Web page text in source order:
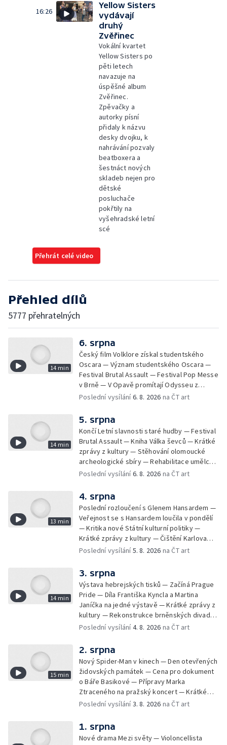
16:26
Yellow Sisters
vydávají
druhý
Zvěřinec
Vokální kvartet
Yellow Sisters po
pěti letech
navazuje na
úspěšné album
Zvěřinec.
Zpěvačky a
autorky písní
přidaly k názvu
desky dvojku, k
nahrávání pozvaly
beatboxera a
šestnáct nových
skladeb nejen pro
dětské
posluchače
pokřtily na
vyšehradské letní
scé
Přehrát celé video
Přehled dílů
5777 přehratelných
14 min
6. srpna
Český film Volklore získal studentského
Oscara — Význam studentského Oscara —
Festival Brutal Assault — Festival Pop Messe
v Brně — V Opavě promítají Odysseu z
filmového pásu
Poslední vysílání6. 8. 2026 na ČT art
14 min
5. srpna
Končí Letní slavnosti staré hudby — Festival
Brutal Assault — Kniha Válka ševců — Krátké
zprávy z kultury — Stěhování olomoucké
archeologické sbíry — Rehabilitace umělce
Milana Knížáka — Trailer na film Osamělý vlk
Poslední vysílání6. 8. 2026 na ČT art
13 min
4. srpna
Poslední rozloučení s Glenem Hansardem —
Veřejnost se s Hansardem loučila v pondělí
— Kritika nové Státní kulturní politiky —
Krátké zprávy z kultury — Čištění Karlova
mostu — Archeologický výzkum na
neslyšící
Poslední vysílání5. 8. 2026 na ČT art
14 min
3. srpna
Výstava hebrejských tisků — Začíná Prague
Pride — Díla Františka Kyncla a Martina
Janíčka na jedné výstavě — Krátké zprávy z
kultury — Rekonstrukce brněnských divadel
— Budoucnost Knihovny Václava Havla —
Kulturní tipy
Poslední vysílání4. 8. 2026 na ČT art
15 min
2. srpna
Nový Spider-Man v kinech — Den otevřených
židovských památek — Cena pro dokument
o Báře Basikové — Přípravy Marka
Ztraceného na pražský koncert — Krátké
zprávy z kultury — Nález historických
Poslední vysílání3. 8. 2026 na ČT art
1. srpna
Nové drama Mezi světy — Violoncellista